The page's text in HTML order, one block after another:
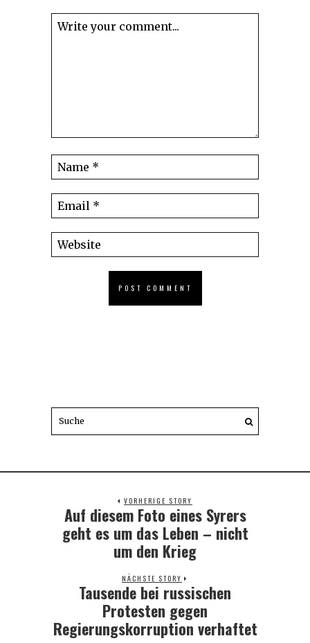
VORHERIGE STORY
Previous
post:
Auf diesem Foto eines Syrers
geht es um das Leben – nicht
um den Krieg
NÄCHSTE STORY
Next
post:
Tausende bei russischen
Protesten gegen
Regierungskorruption verhaftet